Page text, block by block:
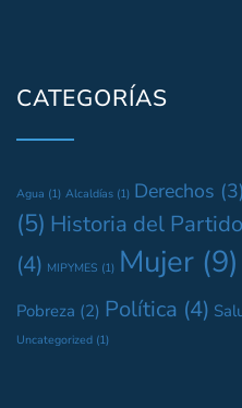
CATEGORÍAS
Agua (1) Alcaldías (1) Derechos (3)
(5) Historia del Partido
(4) MIPYMES (1) Mujer (9)
Pobreza (2) Política (4)
Uncategorized (1)